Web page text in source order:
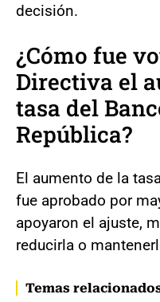
decisión.
¿Cómo fue
Directiva el
tasa del
República?
El aumento de la
fue aprobado por
apoyaron el ajuste,
reducirla o
Temas